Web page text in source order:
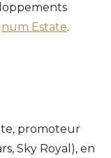
Estate.
promoteur
Sky Royal), en